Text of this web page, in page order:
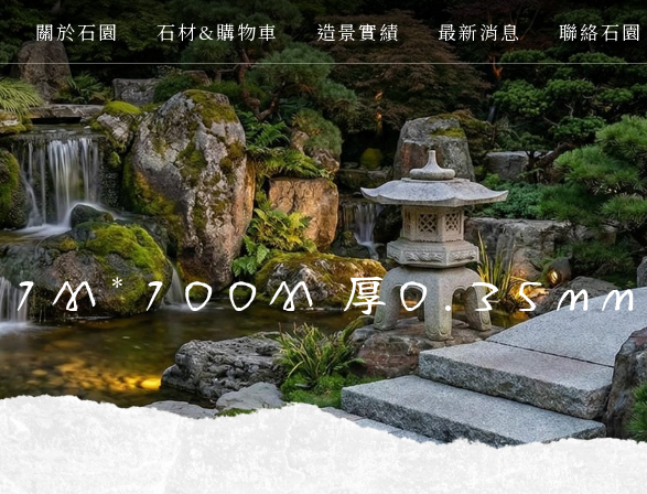
關於石園 石材&購物車 造景實績 最新消息 聯絡石園
1M*100M 厚0.35mm